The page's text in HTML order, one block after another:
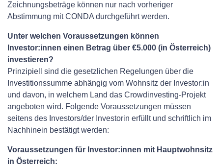
Zeichnungsbeträge können nur nach vorheriger
Abstimmung mit CONDA durchgeführt werden.
Unter welchen Voraussetzungen können
Investor:innen einen Betrag über €5.000 (in Österreich)
investieren?
Prinzipiell sind die gesetzlichen Regelungen über die
Investitionssumme abhängig vom Wohnsitz der Investor:in
und davon, in welchem Land das Crowdinvesting-Projekt
angeboten wird. Folgende Voraussetzungen müssen
seitens des Investors/der Investorin erfüllt und schriftlich im
Nachhinein bestätigt werden:
Voraussetzungen für Investor:innen mit Hauptwohnsitz
in Österreich: